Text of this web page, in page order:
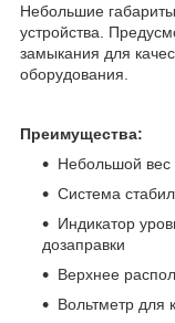
Небольшие
устройства.
замыкания для
оборудования.
Преимущества:
Небольшой вес
Система
Индикатор
дозаправки
Верхнее
Вольтметр для